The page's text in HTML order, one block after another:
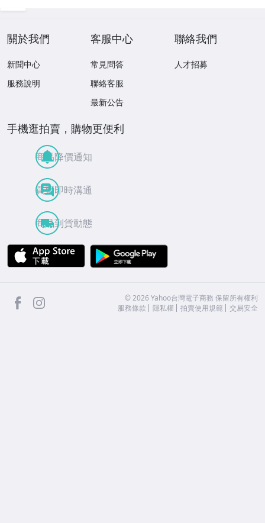
關於我們
新聞中心
服務說明
客服中心
常見問答
聯絡客服
最新公告
聯絡我們
人才招募
手機逛拍賣，購物更便利
商品降價通知
買賣即時溝通
商品到貨動態
APP Store
facebook ©2026 Yahoo台灣電子商務 保留所有權利
服務條款
隱私權 拍賣使用規範 交易安全